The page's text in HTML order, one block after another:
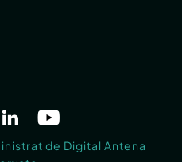
de Digital Antena